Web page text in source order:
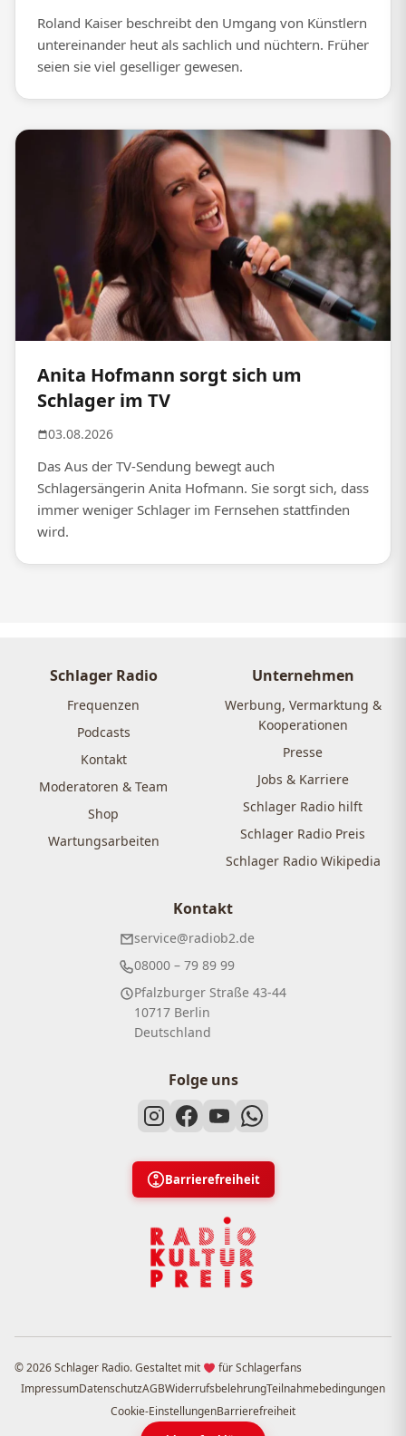
Roland Kaiser beschreibt den Umgang von Künstlern
untereinander heut als sachlich und nüchtern. Früher
seien sie viel geselliger gewesen.
Anita Hofmann sorgt sich um
Schlager im TV
03.08.2026
Das Aus der TV-Sendung bewegt auch
Schlagersängerin Anita Hofmann. Sie sorgt sich, dass
immer weniger Schlager im Fernsehen stattfinden
wird.
Schlager Radio
Frequenzen
Podcasts
Kontakt
Moderatoren & Team
Shop
Wartungsarbeiten
Unternehmen
Werbung, Vermarktung &
Kooperationen
Presse
Jobs & Karriere
Schlager Radio hilft
Schlager Radio Preis
Schlager Radio Wikipedia
Kontakt
service@radiob2.de
08000 – 79 89 99
Pfalzburger Straße 43-44
10717 Berlin
Deutschland
Folge uns
Barrierefreiheit
© 2026 Schlager Radio. Gestaltet mit
für Schlagerfans
ImpressumDatenschutzAGBWiderrufsbelehrungTeilnahmebedingungen
Cookie-EinstellungenBarrierefreiheit